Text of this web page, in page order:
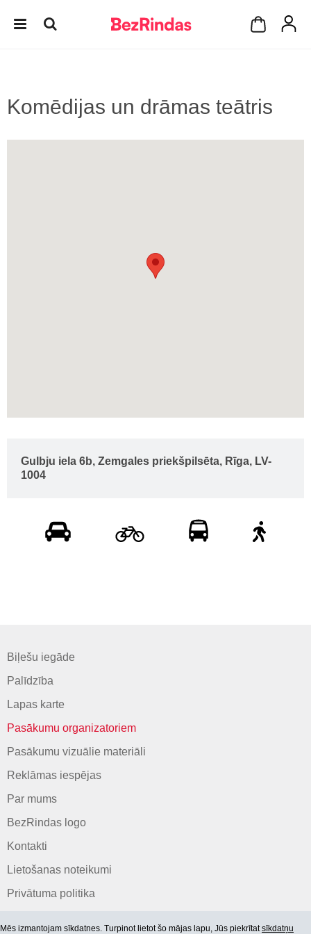
Komēdijas un drāmas teātris
Gulbju iela 6b, Zemgales priekšpilsēta, Rīga, LV-
1004
Biļešu iegāde
Palīdzība
Lapas karte
Pasākumu organizatoriem
Pasākumu vizuālie materiāli
Reklāmas iespējas
Par mums
BezRindas logo
Kontakti
Lietošanas noteikumi
Privātuma politika
Mēs izmantojam sīkdatnes. Turpinot lietot šo mājas lapu, Jūs piekrītatsīkdatņu